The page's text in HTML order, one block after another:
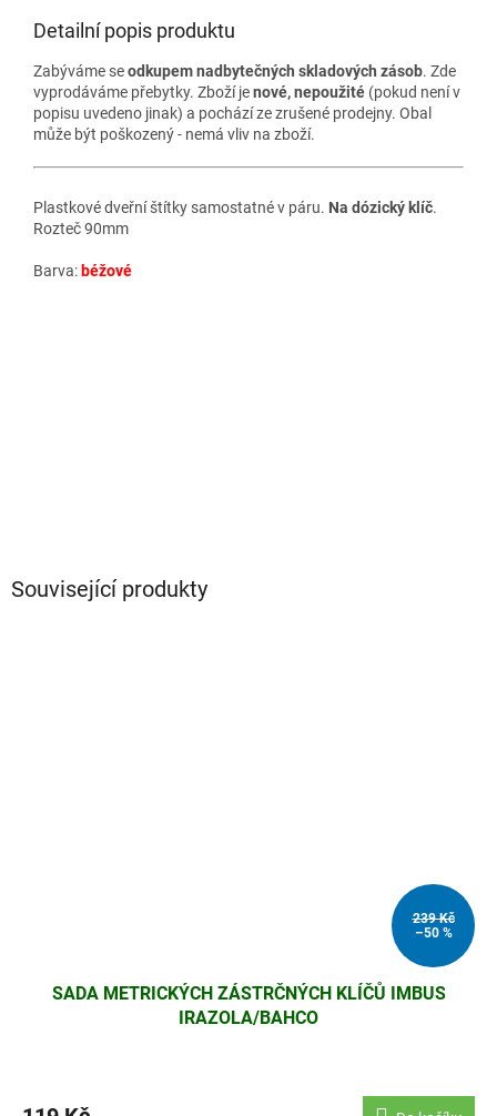
Detailní popis produktu
Zabýváme seodkupem nadbytečných skladových zásob. Zde
vyprodáváme přebytky. Zboží jenové, nepoužité (pokud není v
popisu uvedeno jinak) a pochází ze zrušené prodejny. Obal
může být poškozený - nemá vliv na zboží.
Plastkové dveřní štítky samostatné v páru. Na dózický klíč.
Rozteč 90mm
Barva: béžové
Související produkty
239 Kč
–50 %
SADA METRICKÝCH ZÁSTRČNÝCH KLÍČŮ IMBUS
IRAZOLA/BAHCO